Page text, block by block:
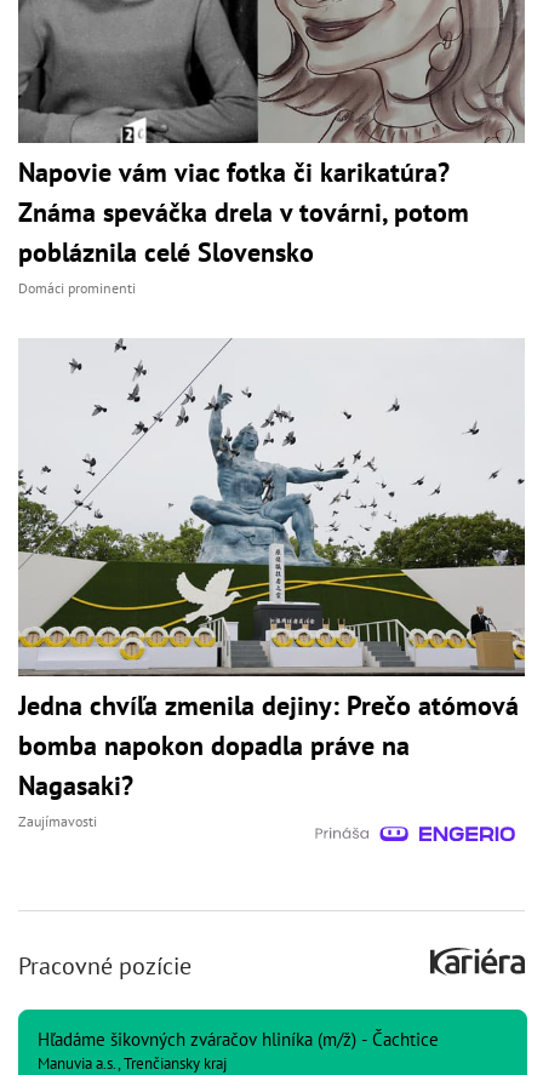
Napovie vám viac fotka či karikatúra?
Známa speváčka drela v továrni, potom
pobláznila celé Slovensko
Domáci prominenti
Jedna chvíľa zmenila dejiny: Prečo atómová
bomba napokon dopadla práve na
Nagasaki?
Zaujímavosti
Pracovné pozície
Hľadáme šikovných zváračov hliníka (m/ž) - Čachtice
Manuvia a.s., Trenčiansky kraj